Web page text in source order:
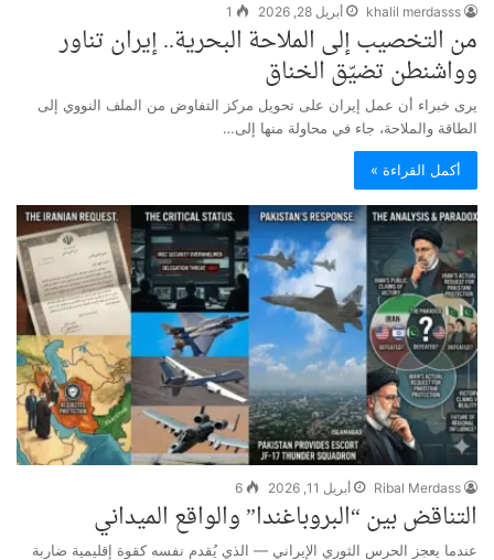
khalil merdasss أبريل 28, 2026 1
من التخصيب إلى الملاحة البحرية.. إيران تناور
وواشنطن تضيّق الخناق
يرى خبراء أن عمل إيران على تحويل مركز التفاوض من الملف النووي إلى
الطاقة والملاحة، جاء في محاولة منها إلى…
أكمل القراءة »
Ribal Merdass أبريل 11, 2026 6
التناقض بين “البروباغندا” والواقع الميداني
عندما يعجز الحرس الثوري الإيراني — الذي يُقدم نفسه كقوة إقليمية ضاربة